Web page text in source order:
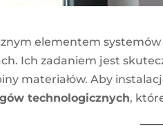
elementem
Ich zadaniem jest
materiałów. Aby
technologicznych,